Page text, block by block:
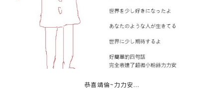
恭喜靖倫~力力安...